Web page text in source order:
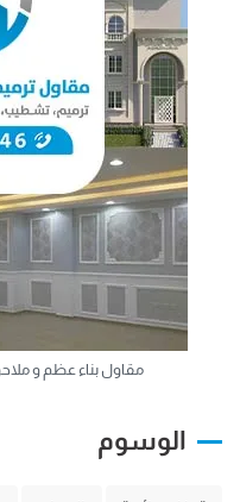
مقاول بناء عظم و
الوسوم